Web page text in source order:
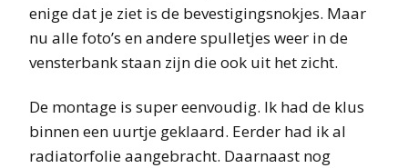
enige dat je ziet is de bevestigingsnokjes. Maar
nu alle foto’s en andere spulletjes weer in de
vensterbank staan zijn die ook uit het zicht.
De montage is super eenvoudig. Ik had de klus
binnen een uurtje geklaard. Eerder had ik al
radiatorfolie aangebracht. Daarnaast nog